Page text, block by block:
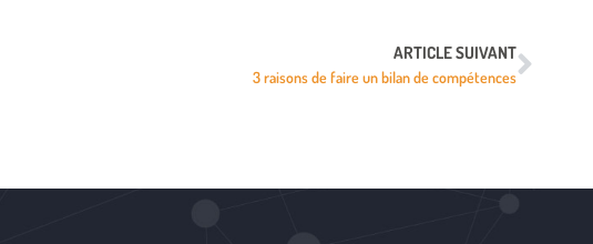
ARTICLE SUIVANT
3 raisons de faire un bilan de compétences